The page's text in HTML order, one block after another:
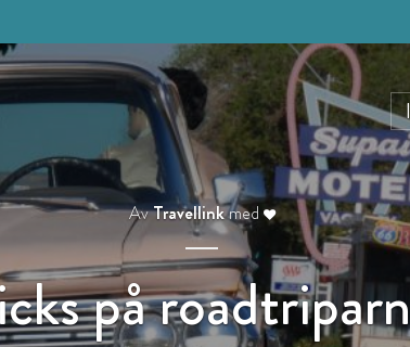
AvTravellinkmed
på